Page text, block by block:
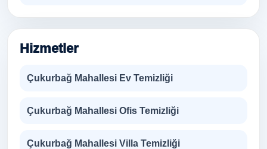
Hizmetler
Çukurbağ Mahallesi Ev Temizliği
Çukurbağ Mahallesi Ofis Temizliği
Çukurbağ Mahallesi Villa Temizliği